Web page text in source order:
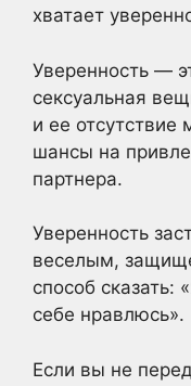
хватает
Уверенность —
сексуальная
и ее отсутствие
шансы на
партнера.
Уверенность
веселым,
способ сказать:
себе нравлюсь».
Если вы не